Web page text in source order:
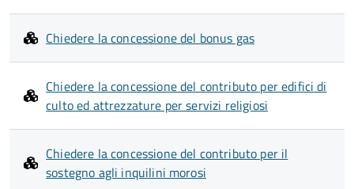
Chiedere la concessione del bonus gas
Chiedere la concessione del contributo per edifici di
culto ed attrezzature per servizi religiosi
Chiedere la concessione del contributo per il
sostegno agli inquilini morosi